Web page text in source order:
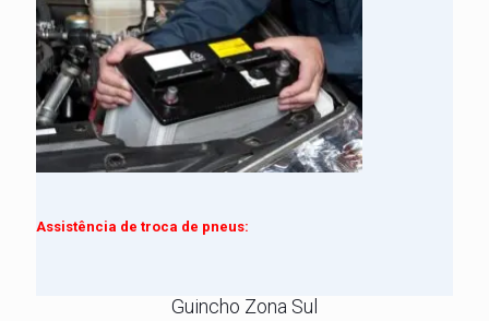
Assistência de troca de pneus:
Guincho Zona Sul